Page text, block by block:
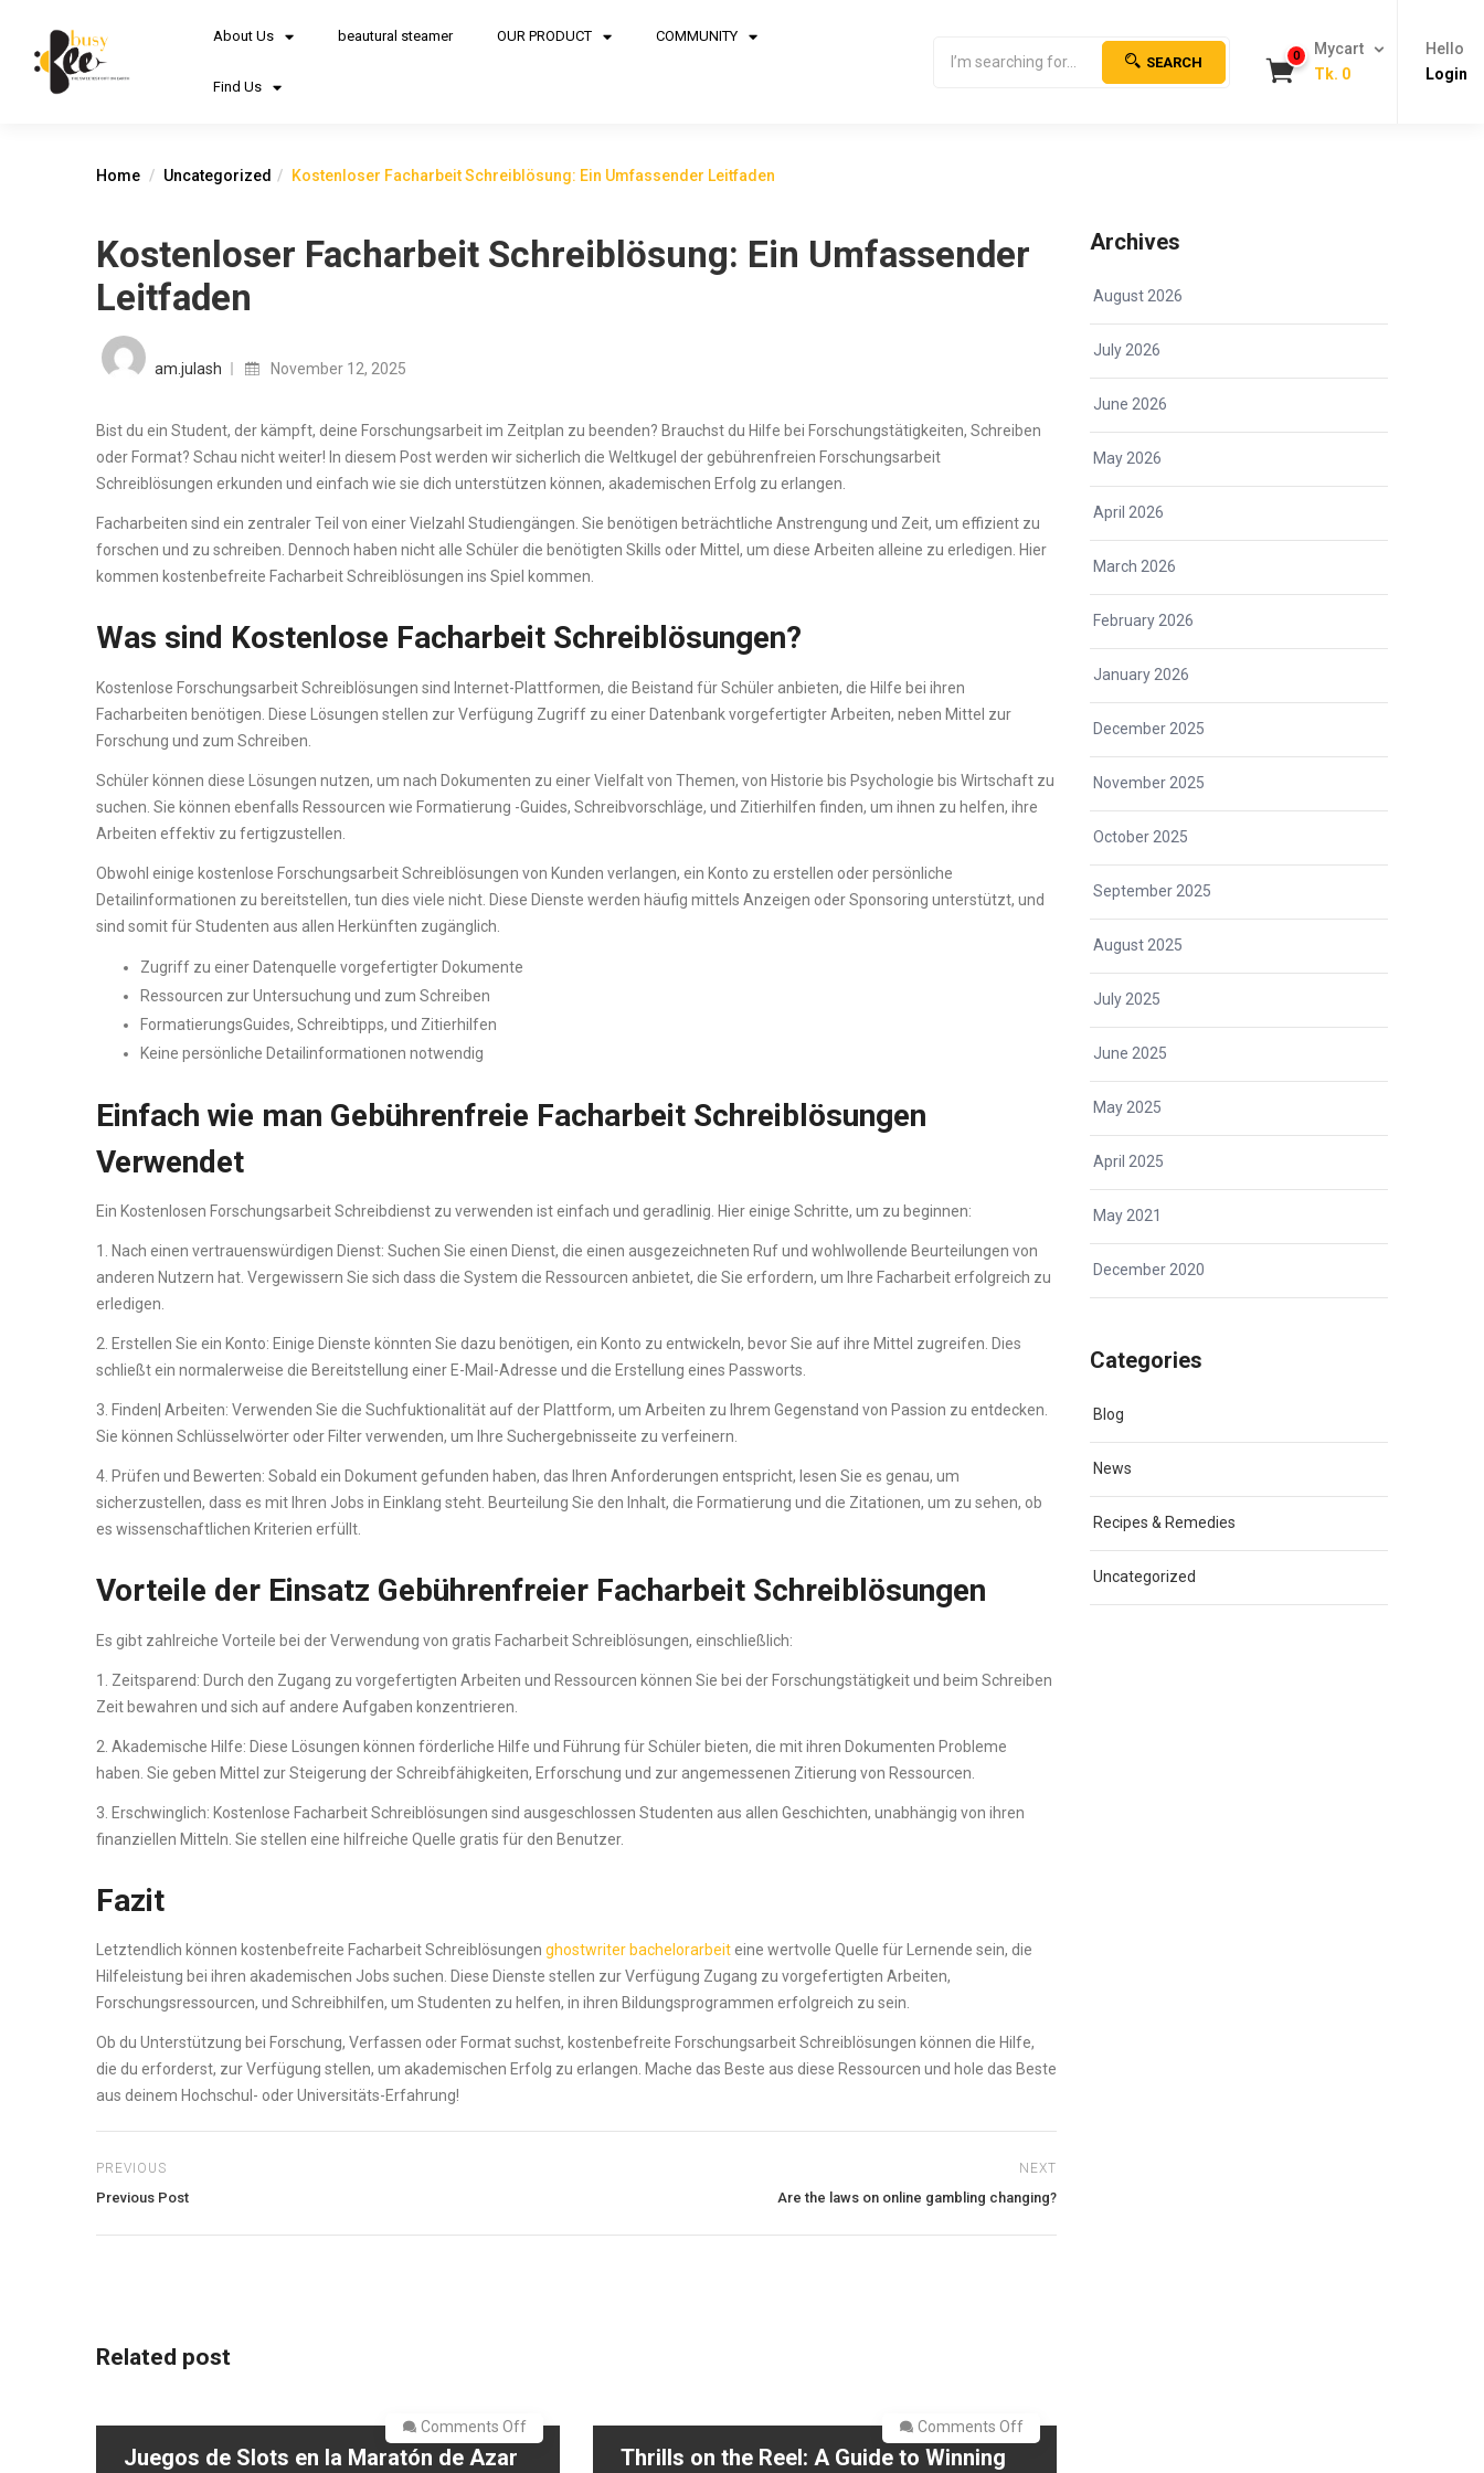
About Us beautural steamer OUR PRODUCT COMMUNITY
Find Us
SEARCH
Mycart
0
Tk. 0
Hello
Login
Home Uncategorized Kostenloser Facharbeit Schreiblösung: Ein Umfassender Leitfaden
Kostenloser Facharbeit Schreiblösung: Ein Umfassender
Leitfaden
am.julash November 12, 2025
Bist du ein Student, der kämpft, deine Forschungsarbeit im Zeitplan zu beenden? Brauchst du Hilfe bei Forschungstätigkeiten, Schreiben
oder Format? Schau nicht weiter! In diesem Post werden wir sicherlich die Weltkugel der gebührenfreien Forschungsarbeit
Schreiblösungen erkunden und einfach wie sie dich unterstützen können, akademischen Erfolg zu erlangen.
Facharbeiten sind ein zentraler Teil von einer Vielzahl Studiengängen. Sie benötigen beträchtliche Anstrengung und Zeit, um effizient zu
forschen und zu schreiben. Dennoch haben nicht alle Schüler die benötigten Skills oder Mittel, um diese Arbeiten alleine zu erledigen. Hier
kommen kostenbefreite Facharbeit Schreiblösungen ins Spiel kommen.
Was sind Kostenlose Facharbeit Schreiblösungen?
Kostenlose Forschungsarbeit Schreiblösungen sind Internet-Plattformen, die Beistand für Schüler anbieten, die Hilfe bei ihren
Facharbeiten benötigen. Diese Lösungen stellen zur Verfügung Zugriff zu einer Datenbank vorgefertigter Arbeiten, neben Mittel zur
Forschung und zum Schreiben.
Schüler können diese Lösungen nutzen, um nach Dokumenten zu einer Vielfalt von Themen, von Historie bis Psychologie bis Wirtschaft zu
suchen. Sie können ebenfalls Ressourcen wie Formatierung -Guides, Schreibvorschläge, und Zitierhilfen finden, um ihnen zu helfen, ihre
Arbeiten effektiv zu fertigzustellen.
Obwohl einige kostenlose Forschungsarbeit Schreiblösungen von Kunden verlangen, ein Konto zu erstellen oder persönliche
Detailinformationen zu bereitstellen, tun dies viele nicht. Diese Dienste werden häufig mittels Anzeigen oder Sponsoring unterstützt, und
sind somit für Studenten aus allen Herkünften zugänglich.
Zugriff zu einer Datenquelle vorgefertigter Dokumente
Ressourcen zur Untersuchung und zum Schreiben
FormatierungsGuides, Schreibtipps, und Zitierhilfen
Keine persönliche Detailinformationen notwendig
Einfach wie man Gebührenfreie Facharbeit Schreiblösungen
Verwendet
Ein Kostenlosen Forschungsarbeit Schreibdienst zu verwenden ist einfach und geradlinig. Hier einige Schritte, um zu beginnen:
1. Nach einen vertrauenswürdigen Dienst: Suchen Sie einen Dienst, die einen ausgezeichneten Ruf und wohlwollende Beurteilungen von
anderen Nutzern hat. Vergewissern Sie sich dass die System die Ressourcen anbietet, die Sie erfordern, um Ihre Facharbeit erfolgreich zu
erledigen.
2. Erstellen Sie ein Konto: Einige Dienste könnten Sie dazu benötigen, ein Konto zu entwickeln, bevor Sie auf ihre Mittel zugreifen. Dies
schließt ein normalerweise die Bereitstellung einer E-Mail-Adresse und die Erstellung eines Passworts.
3. Finden| Arbeiten: Verwenden Sie die Suchfuktionalität auf der Plattform, um Arbeiten zu Ihrem Gegenstand von Passion zu entdecken.
Sie können Schlüsselwörter oder Filter verwenden, um Ihre Suchergebnisseite zu verfeinern.
4. Prüfen und Bewerten: Sobald ein Dokument gefunden haben, das Ihren Anforderungen entspricht, lesen Sie es genau, um
sicherzustellen, dass es mit Ihren Jobs in Einklang steht. Beurteilung Sie den Inhalt, die Formatierung und die Zitationen, um zu sehen, ob
es wissenschaftlichen Kriterien erfüllt.
Vorteile der Einsatz Gebührenfreier Facharbeit Schreiblösungen
Es gibt zahlreiche Vorteile bei der Verwendung von gratis Facharbeit Schreiblösungen, einschließlich:
1. Zeitsparend: Durch den Zugang zu vorgefertigten Arbeiten und Ressourcen können Sie bei der Forschungstätigkeit und beim Schreiben
Zeit bewahren und sich auf andere Aufgaben konzentrieren.
2. Akademische Hilfe: Diese Lösungen können förderliche Hilfe und Führung für Schüler bieten, die mit ihren Dokumenten Probleme
haben. Sie geben Mittel zur Steigerung der Schreibfähigkeiten, Erforschung und zur angemessenen Zitierung von Ressourcen.
3. Erschwinglich: Kostenlose Facharbeit Schreiblösungen sind ausgeschlossen Studenten aus allen Geschichten, unabhängig von ihren
finanziellen Mitteln. Sie stellen eine hilfreiche Quelle gratis für den Benutzer.
Fazit
Letztendlich können kostenbefreite Facharbeit Schreiblösungen ghostwriter bachelorarbeiteine wertvolle Quelle für Lernende sein, die
Hilfeleistung bei ihren akademischen Jobs suchen. Diese Dienste stellen zur Verfügung Zugang zu vorgefertigten Arbeiten,
Forschungsressourcen, und Schreibhilfen, um Studenten zu helfen, in ihren Bildungsprogrammen erfolgreich zu sein.
Ob du Unterstützung bei Forschung, Verfassen oder Format suchst, kostenbefreite Forschungsarbeit Schreiblösungen können die Hilfe,
die du erforderst, zur Verfügung stellen, um akademischen Erfolg zu erlangen. Mache das Beste aus diese Ressourcen und hole das Beste
aus deinem Hochschul- oder Universitäts-Erfahrung!
PREVIOUS
Previous Post
NEXT
Are the laws on online gambling changing?
Related post
Comments Off
Juegos de Slots en la Maratón de Azar
Comments Off
Thrills on the Reel: A Guide to Winning
Archives
August 2026
July 2026
June 2026
May 2026
April 2026
March 2026
February 2026
January 2026
December 2025
November 2025
October 2025
September 2025
August 2025
July 2025
June 2025
May 2025
April 2025
May 2021
December 2020
Categories
Blog
News
Recipes & Remedies
Uncategorized